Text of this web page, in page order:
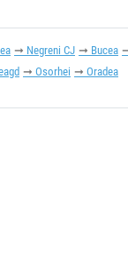
Negreni CJ Bucea
Osorhei Oradea